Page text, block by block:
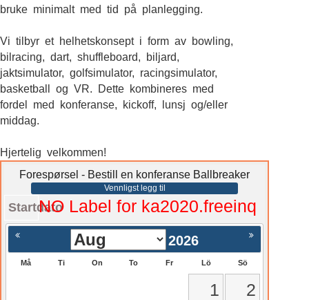
bruke minimalt med tid på planlegging.
Vi tilbyr et helhetskonsept i form av bowling,
bilracing, dart, shuffleboard, biljard,
jaktsimulator, golfsimulator, racingsimulator,
basketball og VR. Dette kombineres med
fordel med konferanse, kickoff, lunsj og/eller
middag.
Hjertelig velkommen!
Forespørsel - Bestill en konferanse Ballbreaker
Vennligst legg til
StartdatoNO Label for ka2020.freeinq
2026
Må Ti On To Fr Lö Sö
1
2